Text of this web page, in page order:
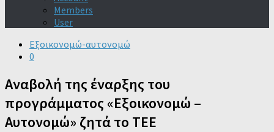
Members
User
Εξοικονομώ-αυτονομώ
0
Αναβολή της έναρξης του
προγράμματος «Εξοικονομώ –
Αυτονομώ» ζητά το ΤΕΕ